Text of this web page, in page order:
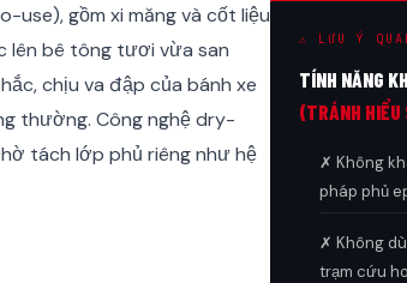
gồm xi măng và cốt liệu
lên bê tông tươi vừa san
chịu va đập của bánh xe
thường. Công nghệ dry-
tách lớp phủ riêng như hệ
⚠ LƯU Ý
TÍNH NĂNG
(TRÁNH
✗ Không
pháp phủ
✗ Không
trạm cứu